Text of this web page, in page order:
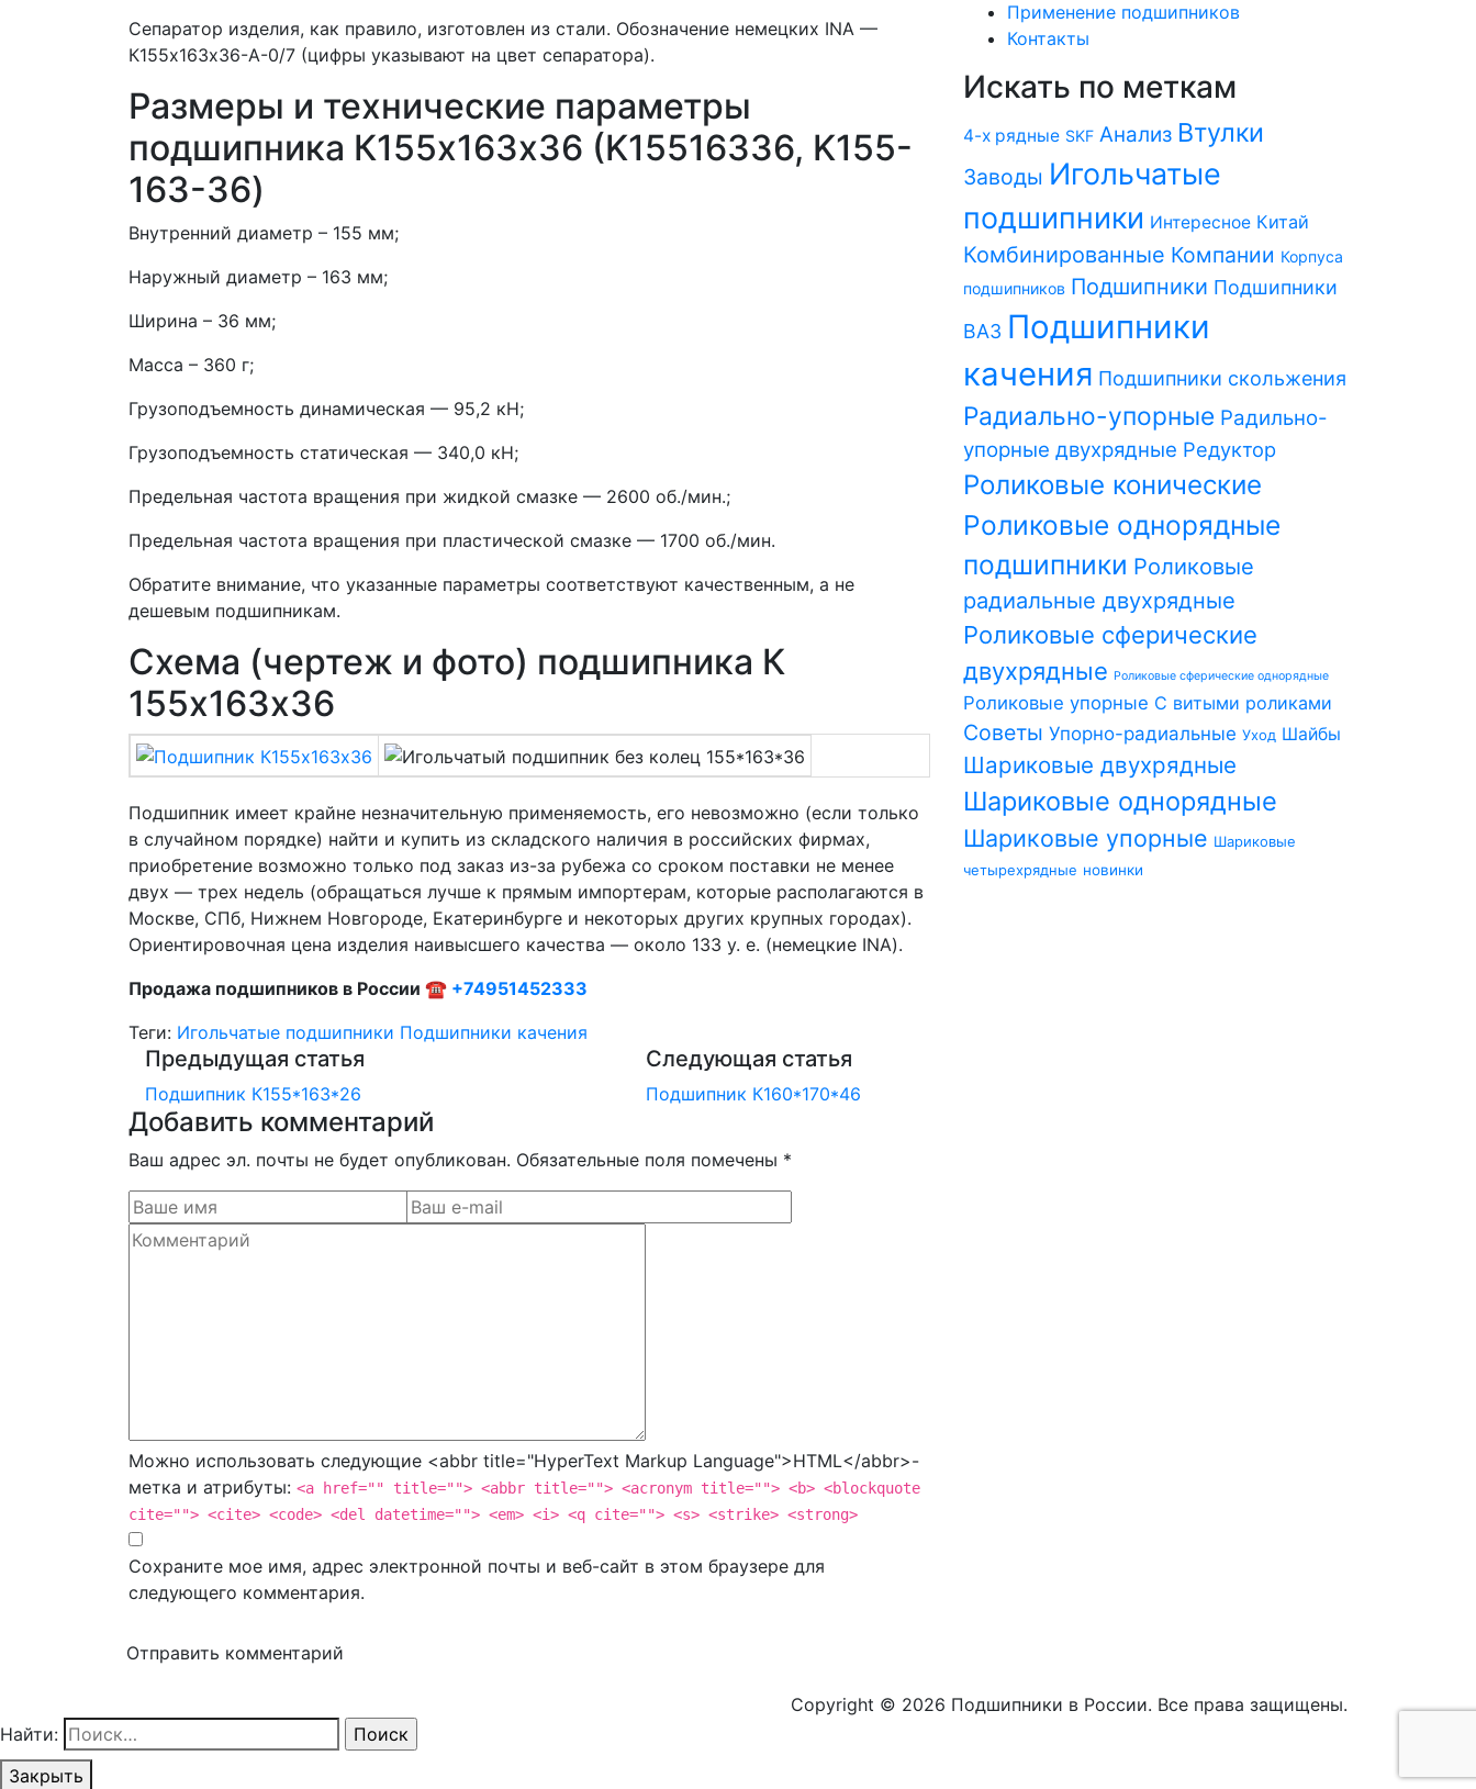
Сепаратор изделия, как правило, изготовлен из стали. Обозначение немецких INA —
К155х163х36-A-0/7 (цифры указывают на цвет сепаратора).
Размеры и технические параметры
подшипника К155х163х36 (K15516336, K155-
163-36)
Внутренний диаметр – 155 мм;
Наружный диаметр – 163 мм;
Ширина – 36 мм;
Масса – 360 г;
Грузоподъемность динамическая — 95,2 кН;
Грузоподъемность статическая — 340,0 кН;
Предельная частота вращения при жидкой смазке — 2600 об./мин.;
Предельная частота вращения при пластической смазке — 1700 об./мин.
Обратите внимание, что указанные параметры соответствуют качественным, а не
дешевым подшипникам.
Схема (чертеж и фото) подшипника К
155х163х36
Подшипник имеет крайне незначительную применяемость, его невозможно (если только
в случайном порядке) найти и купить из складского наличия в российских фирмах,
приобретение возможно только под заказ из-за рубежа со сроком поставки не менее
двух — трех недель (обращаться лучше к прямым импортерам, которые располагаются в
Москве, СПб, Нижнем Новгороде, Екатеринбурге и некоторых других крупных городах).
Ориентировочная цена изделия наивысшего качества — около 133 у. е. (немецкие INA).
Продажа подшипников в России ☎ +74951452333
Теги: Игольчатые подшипники Подшипники качения
Предыдущая статья
Подшипник К155*163*26
Следующая статья
Подшипник К160*170*46
Добавить комментарий
Ваш адрес эл. почты не будет опубликован. Обязательные поля помечены *
Можно использовать следующие <abbr title="HyperText Markup Language">HTML</abbr>-
метка и атрибуты: <a href="" title=""> <abbr title=""> <acronym title=""> <b> <blockquote
cite=""> <cite> <code> <del datetime=""> <em> <i> <q cite=""> <s> <strike> <strong>
Сохраните мое имя, адрес электронной почты и веб-сайт в этом браузере для
следующего комментария.
Отправить комментарий
Применение подшипников
Контакты
Искать по меткам
4-х рядные SKF Анализ Втулки
Заводы Игольчатые
подшипники Интересное Китай
Комбинированные Компании Корпуса
подшипников Подшипники Подшипники
ВАЗ Подшипники
качения Подшипники скольжения
Радиально-упорные Радильно-
упорные двухрядные Редуктор
Роликовые конические
Роликовые однорядные
подшипники Роликовые
радиальные двухрядные
Роликовые сферические
двухрядные Роликовые сферические однорядные
Роликовые упорные С витыми роликами
Советы Упорно-радиальные Уход Шайбы
Шариковые двухрядные
Шариковые однорядные
Шариковые упорные Шариковые
четырехрядные новинки
Copyright © 2026 Подшипники в России. Все права защищены.
Найти:
Закрыть